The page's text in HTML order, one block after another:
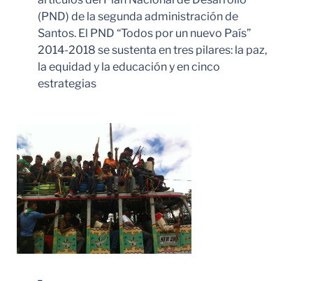
(PND) de la segunda administración de
Santos. El PND “Todos por un nuevo País”
2014-2018 se sustenta en tres pilares: la paz,
la equidad y la educación y en cinco
estrategias